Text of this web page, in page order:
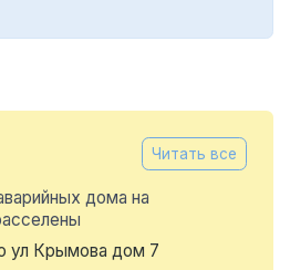
Читать все
дома на
ул Крымова дом 7